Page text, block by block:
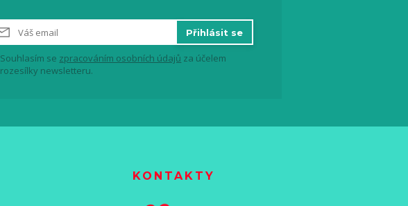
Přihlásit se
Souhlasím se zpracováním osobních údajů za účelem
rozesílky newsletteru.
KONTAKTY